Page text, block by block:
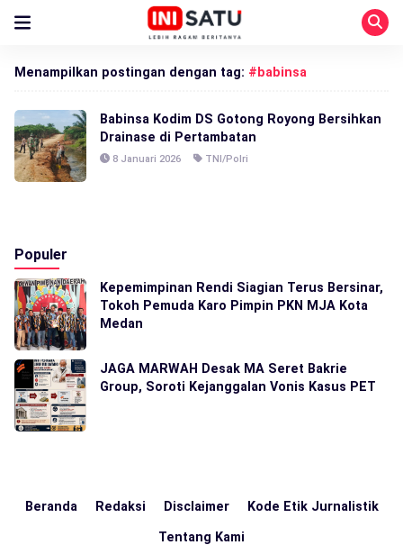
Menampilkan postingan dengan tag: #babinsa
Babinsa Kodim DS Gotong Royong Bersihkan
Drainase di Pertambatan
8 Januari 2026 TNI/Polri
Populer
Kepemimpinan Rendi Siagian Terus Bersinar,
Tokoh Pemuda Karo Pimpin PKN MJA Kota
Medan
JAGA MARWAH Desak MA Seret Bakrie
Group, Soroti Kejanggalan Vonis Kasus PET
Beranda Redaksi Disclaimer Kode Etik Jurnalistik
Tentang Kami